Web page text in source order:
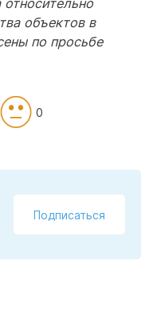
объектов в
по просьбе
0
Подписаться